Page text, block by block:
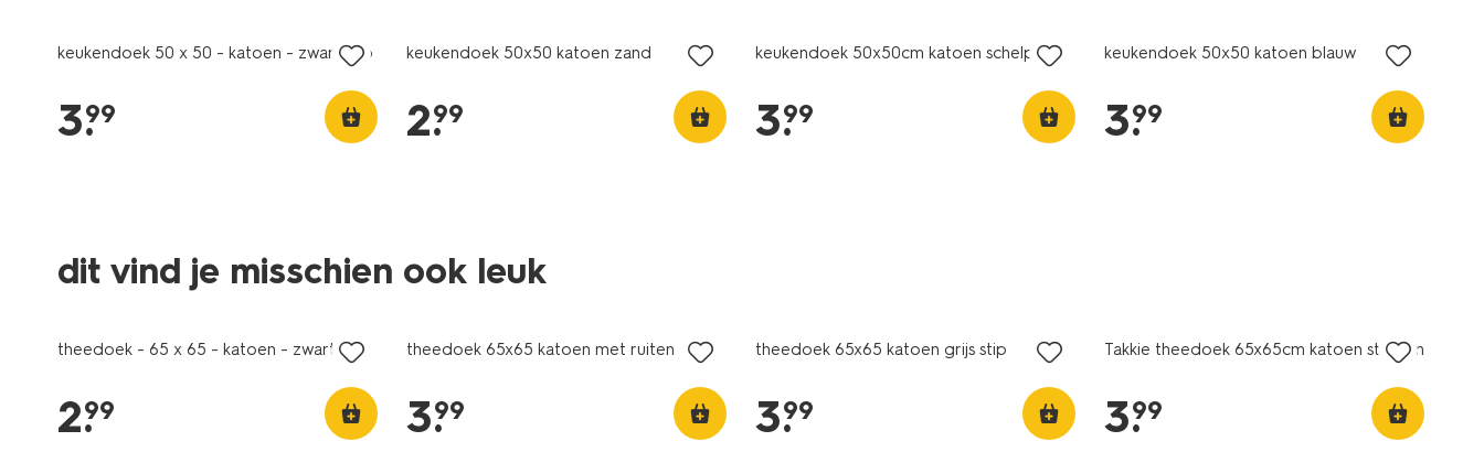
keukendoek 50 x 50 - katoen - zwart stip
3.
99
keukendoek 50x50 katoen zand
2.
99
keukendoek 50x50cm katoen schelpen
3.
99
keukendoek 50x50 katoen blauw
3.
99
dit vind je misschien ook leuk
theedoek - 65 x 65 - katoen - zwart
2.
99
theedoek 65x65 katoen met ruiten
3.
99
theedoek 65x65 katoen grijs stip
3.
99
Takkie theedoek 65x65cm katoen stippen
3.
99